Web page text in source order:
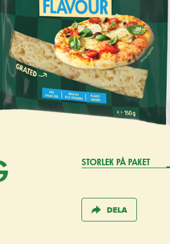
STORLEK PÅ PAKET
DELA